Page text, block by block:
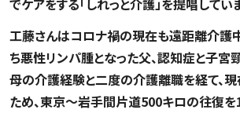
でケアをする「しれっと介護」を提唱してい
工藤さんはコロナ禍の現在も遠距離介護
ち悪性リンパ腫となった父、認知症と子宮
母の介護経験と二度の介護離職を経て、
ため、東京〜岩手間片道500キロの往復